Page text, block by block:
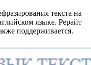
текста на
языке. Рерайт
поддерживается.